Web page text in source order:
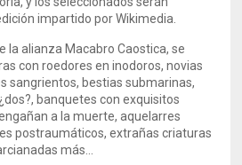
impartido por Wikimedia.
la alianza Macabro Caostica, se
con roedores en inodoros, novias
sangrientos, bestias submarinas,
banquetes con exquisitos
a la muerte, aquelarres
postraumáticos, extrañas criaturas
más…